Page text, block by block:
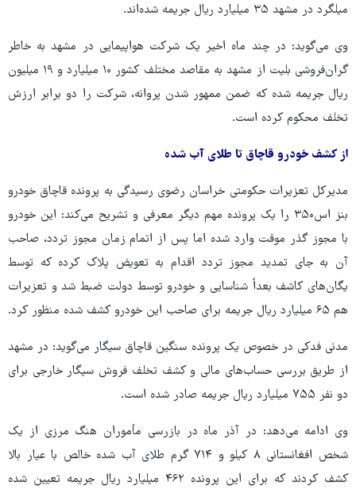
میلگرد در مشهد ۳۵ میلیارد ریال جریمه شده‌اند.
وی می‌گوید: در چند ماه اخیر یک شرکت هواپیمایی در مشهد به خاطر
گران‌فروشی بلیت از مشهد به مقاصد مختلف کشور ۱۰ میلیارد و ۱۹ میلیون
ریال جریمه شده که ضمن ممهور شدن پروانه، شرکت را دو برابر ارزش
تخلف محکوم کرده است.
از کشف خودرو قاچاق تا طلای آب شده
مدیرکل تعزیرات حکومتی خراسان رضوی رسیدگی به پرونده قاچاق خودرو
بنز اس‌۳۵۰ را یک پرونده مهم دیگر معرفی و تشریح می‌کند: این خودرو
با مجوز گذر موقت وارد شده اما پس از اتمام زمان مجوز تردد، صاحب
آن به جای تمدید مجوز تردد اقدام به تعویض پلاک کرده که توسط
یگان‌های کاشف بعداً شناسایی و خودرو توسط دولت ضبط شد و تعزیرات
هم ۶۵ میلیارد ریال جریمه برای صاحب این خودرو کشف شده منظور کرد.
مدنی فدکی در خصوص یک پرونده سنگین قاچاق سیگار می‌گوید: در مشهد
از طریق بررسی حساب‌های مالی و کشف تخلف فروش سیگار خارجی برای
دو نفر ۷۵۵ میلیارد ریال جریمه صادر شده است.
وی ادامه می‌دهد: در آذر ماه در بازرسی مأموران هنگ مرزی از یک
شخص افغانستانی ۸ کیلو و ۷۱۴ گرم طلای آب شده خالص با عیار بالا
کشف کردند که برای این پرونده ۴۶۲ میلیارد ریال جریمه تعیین شده